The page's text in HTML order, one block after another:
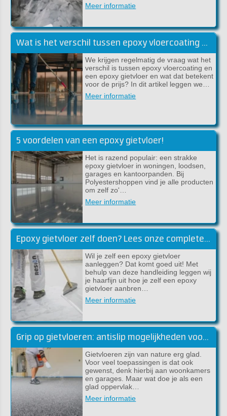
Meer informatie
Wat is het verschil tussen epoxy vloercoating en een epoxy gietvloer?
We krijgen regelmatig de vraag wat het
verschil is tussen epoxy vloercoating en
een epoxy gietvloer en wat dat betekent
voor de prijs? In dit artikel leggen we…
Meer informatie
5 voordelen van een epoxy gietvloer!
Het is razend populair: een strakke
epoxy gietvloer in woningen, loodsen,
garages en kantoorpanden. Bij
Polyestershoppen vind je alle producten
om zelf zo'…
Meer informatie
Epoxy gietvloer zelf doen? Lees onze complete handleiding
Wil je zelf een epoxy gietvloer
aanleggen? Dat komt goed uit! Met
behulp van deze handleiding leggen wij
je haarfijn uit hoe je zelf een epoxy
gietvloer aanbren…
Meer informatie
Grip op gietvloeren: antislip mogelijkheden voor gietvloeren
Gietvloeren zijn van nature erg glad.
Voor veel toepassingen is dat ook
gewenst, denk hierbij aan woonkamers
en garages. Maar wat doe je als een
glad oppervlak…
Meer informatie